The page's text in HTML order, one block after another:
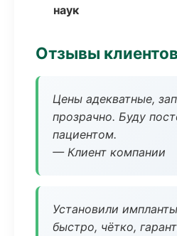
наук
Отзывы клиентов
Цены адекватные,
прозрачно. Буду
пациентом.
— Клиент компании
Установили
быстро, чётко,